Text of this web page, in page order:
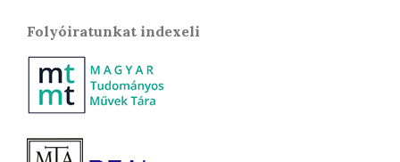
Folyóiratunkat indexeli